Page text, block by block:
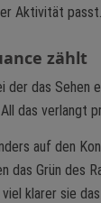
Aktivität passt.
zählt
das Sehen
das verlangt
auf den
das Grün des
klarer sie